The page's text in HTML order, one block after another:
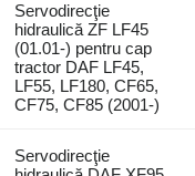
Servodirecţie
hidraulică ZF LF45
(01.01-) pentru cap
tractor DAF LF45,
LF55, LF180, CF65,
CF75, CF85 (2001-)
Servodirecţie